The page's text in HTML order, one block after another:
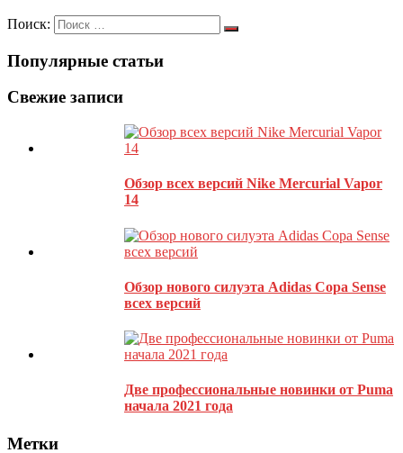
Поиск:
Популярные статьи
Свежие записи
Обзор всех версий Nike Mercurial Vapor
14
Обзор нового силуэта Adidas Copa Sense
всех версий
Две профессиональные новинки от Puma
начала 2021 года
Метки